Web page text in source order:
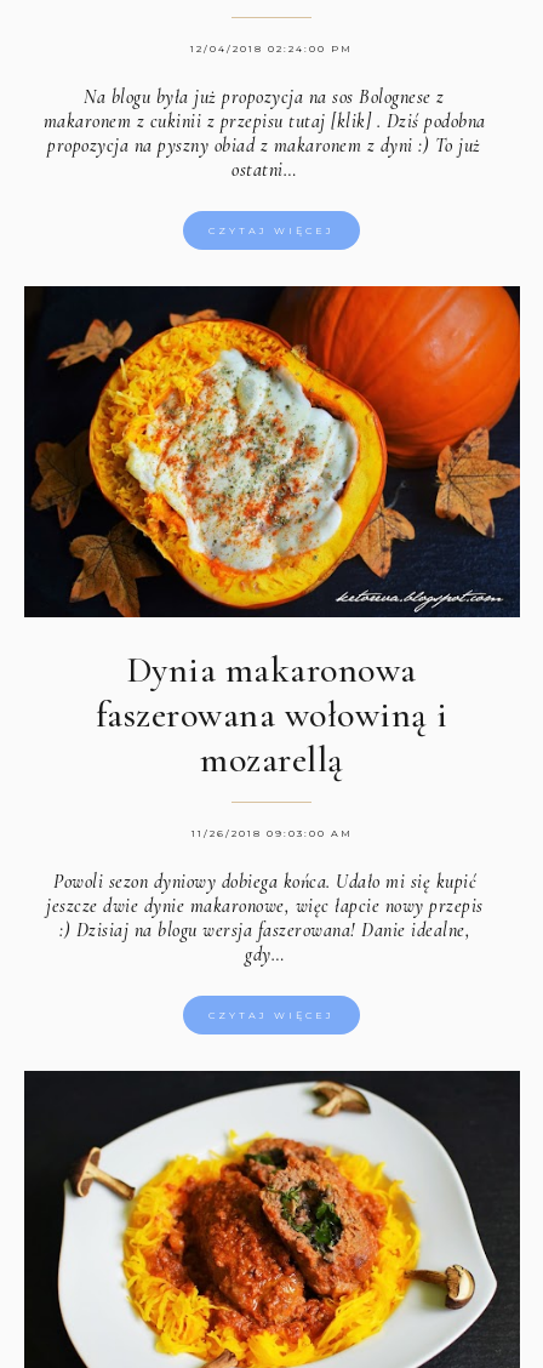
12/04/2018 02:24:00 PM
Na blogu była już propozycja na sos Bolognese z
makaronem z cukinii z przepisu tutaj [klik] . Dziś podobna
propozycja na pyszny obiad z makaronem z dyni :) To już
ostatni…
CZYTAJ WIĘCEJ
Dynia makaronowa
faszerowana wołowiną i
mozarellą
11/26/2018 09:03:00 AM
Powoli sezon dyniowy dobiega końca. Udało mi się kupić
jeszcze dwie dynie makaronowe, więc łapcie nowy przepis
:) Dzisiaj na blogu wersja faszerowana! Danie idealne,
gdy…
CZYTAJ WIĘCEJ